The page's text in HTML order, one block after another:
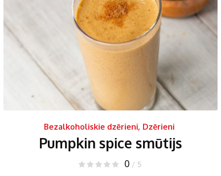
Bezalkoholiskie dzērieni, Dzērieni
Pumpkin spice smūtijs
0 / 5